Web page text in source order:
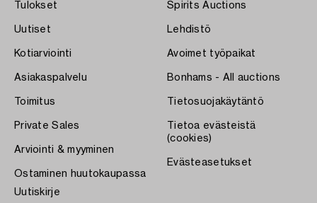
Tulokset
Uutiset
Kotiarviointi
Asiakaspalvelu
Toimitus
Private Sales
Arviointi & myyminen
Ostaminen huutokaupassa
Spirits Auctions
Lehdistö
Avoimet työpaikat
Bonhams - All auctions
Tietosuojakäytäntö
Tietoa evästeistä
(cookies)
Evästeasetukset
Uutiskirje